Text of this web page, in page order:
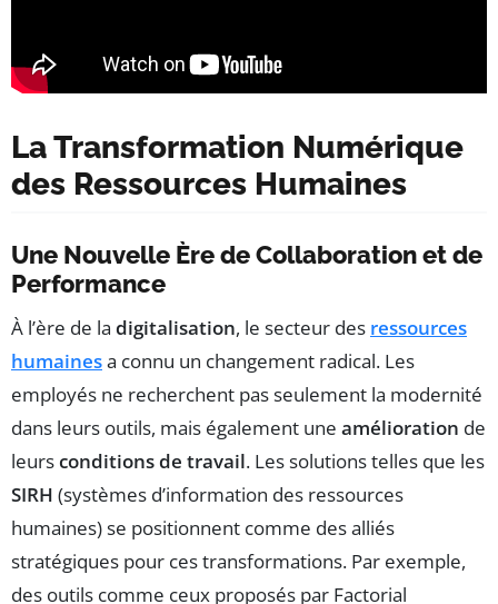
La Transformation Numérique
des Ressources Humaines
Une Nouvelle Ère de Collaboration et de
Performance
À l’ère de la digitalisation, le secteur des ressources
humainesa connu un changement radical. Les
employés ne recherchent pas seulement la modernité
dans leurs outils, mais également une amélioration de
leursconditions de travail. Les solutions telles que les
SIRH (systèmes d’information des ressources
humaines) se positionnent comme des alliés
stratégiques pour ces transformations. Par exemple,
des outils comme ceux proposés par Factorial